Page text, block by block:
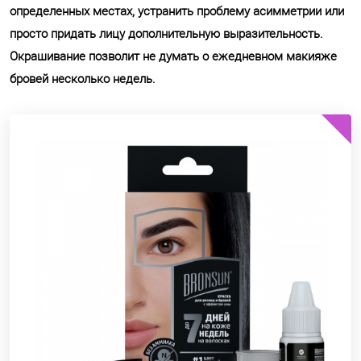
определенных местах, устранить проблему асимметрии или
просто придать лицу дополнительную выразительность.
Окрашивание позволит не думать о ежедневном макияже
бровей несколько недель.